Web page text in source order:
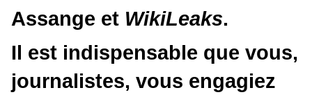
Assange et WikiLeaks.
Il est indispensable que vous,
journalistes, vous engagiez